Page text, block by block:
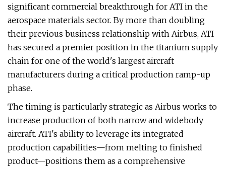
significant commercial breakthrough for ATI in the
aerospace materials sector. By more than doubling
their previous business relationship with Airbus, ATI
has secured a premier position in the titanium supply
chain for one of the world's largest aircraft
manufacturers during a critical production ramp-up
phase.
The timing is particularly strategic as Airbus works to
increase production of both narrow and widebody
aircraft. ATI's ability to leverage its integrated
production capabilities—from melting to finished
product—positions them as a comprehensive